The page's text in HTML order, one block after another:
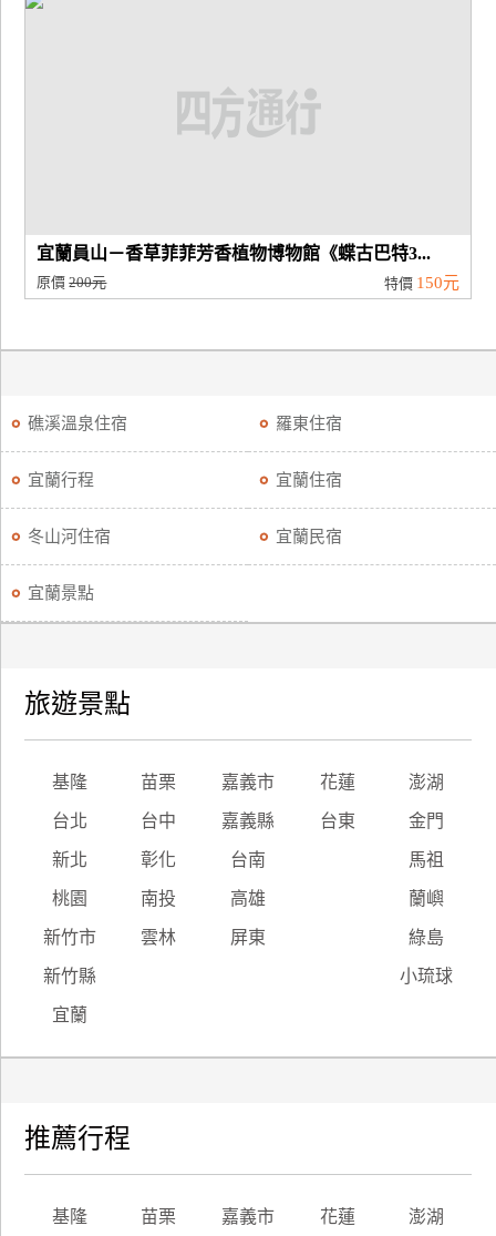
宜蘭員山－香草菲菲芳香植物博物館《蝶古巴特3...
原價200元 特價 150元
礁溪溫泉住宿 羅東住宿
宜蘭行程 宜蘭住宿
冬山河住宿 宜蘭民宿
宜蘭景點
旅遊景點
基隆 苗栗 嘉義市 花蓮 澎湖
台北 台中 嘉義縣 台東 金門
新北 彰化 台南 馬祖
桃園 南投 高雄 蘭嶼
新竹市 雲林 屏東 綠島
新竹縣 小琉球
宜蘭
推薦行程
基隆 苗栗 嘉義市 花蓮 澎湖